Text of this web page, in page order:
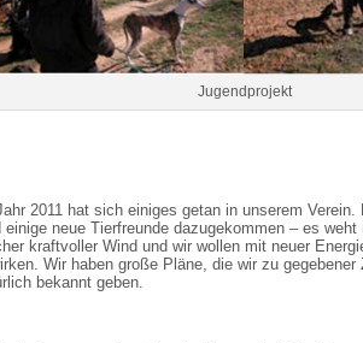
Jugendprojekt
2011 hat sich einiges getan in unserem Verein.
einige neue Tierfreunde dazugekommen – es weht
kraftvoller Wind und wir wollen mit neuer
Wir haben große Pläne, die wir zu gegebener
bekannt geben.